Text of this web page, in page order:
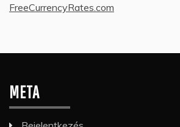
FreeCurrencyRates.com
META